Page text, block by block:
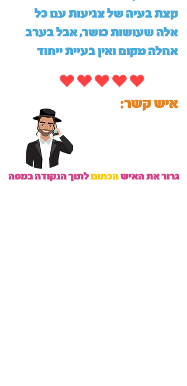
קצת בעיה של צניעות עם כל
אלה שעושות כושר, אבל בערב
אחלה מקום ואין בעיית ייחוד
:איש קשר
גרור את האישהכתוםלתוך הנקודה במפה